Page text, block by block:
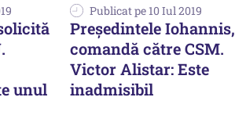
unul
Publicat pe 10 Iul 2019
Preşedintele Iohannis,
comandă către CSM.
Victor Alistar: Este
inadmisibil